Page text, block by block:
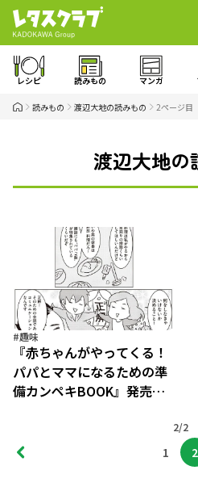
レシピ 読みもの マンガ
読みもの 渡辺大地の読みもの 2ページ目
渡辺大地の
#趣味
『赤ちゃんがやってくる！
パパとママになるための準
備カンペキBOOK』発売記
2/2
1 2